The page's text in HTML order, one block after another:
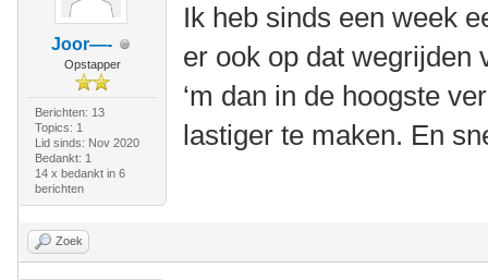
Joor—-
Opstapper
Berichten: 13
Topics: 1
Lid sinds: Nov 2020
Bedankt: 1
14 x bedankt in 6
berichten
Ik heb sinds een week
er ook op dat wegrijden
‘m dan in de hoogste
lastiger te maken. En
Zoek